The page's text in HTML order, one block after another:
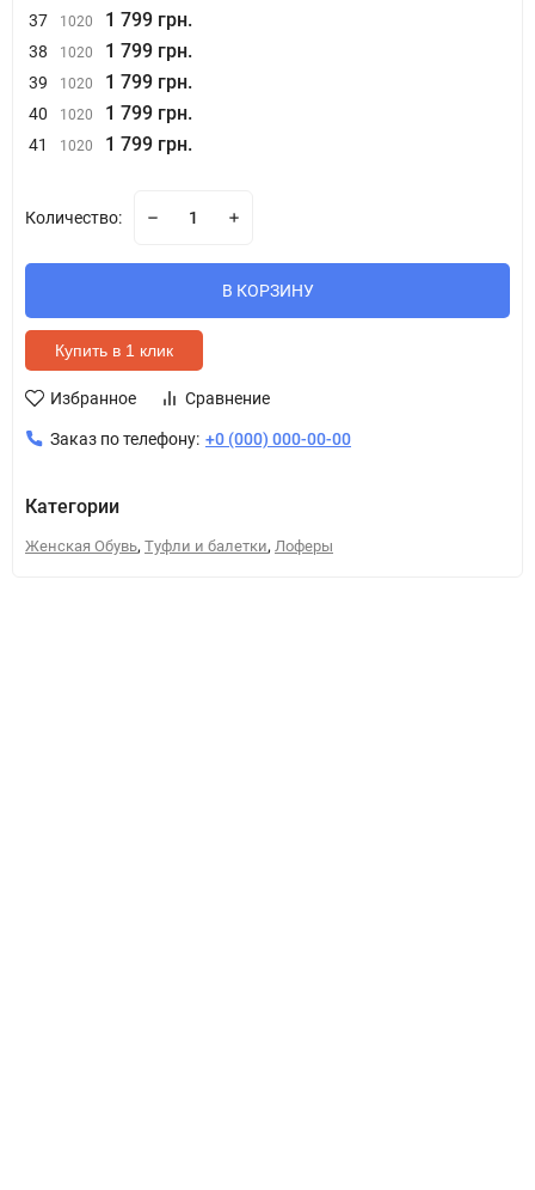
37 1020 1 799 грн.
38 1020 1 799 грн.
39 1020 1 799 грн.
40 1020 1 799 грн.
41 1020 1 799 грн.
Количество:
В КОРЗИНУ
Купить в 1 клик
Избранное Сравнение
Заказ по телефону: +0 (000) 000-00-00
Категории
Женская Обувь, Туфли и балетки, Лоферы